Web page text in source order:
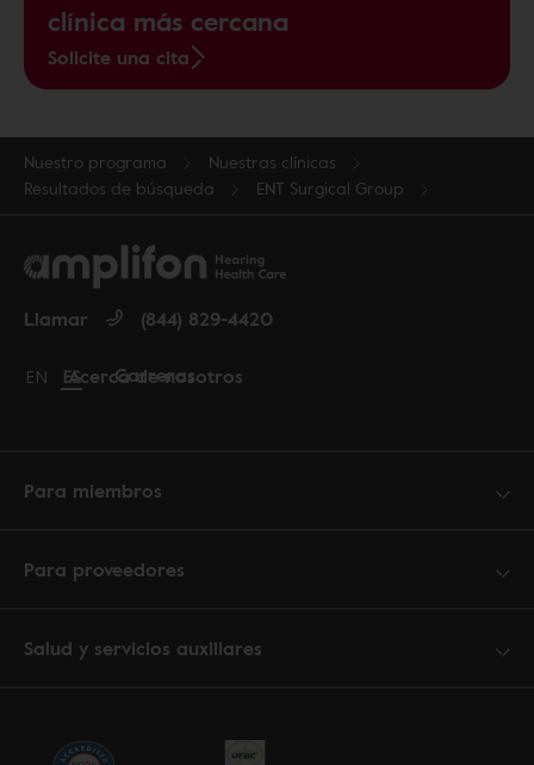
clínica más cercana
Solicite una cita
Nuestro programa
Nuestras clínicas
Resultados de búsqueda
ENT Surgical Group
Acerca de nosotros
Carreras
Llamar (844) 829-4420
Change language to English
EN Cambiar idioma a español
ES
Para miembros
Para proveedores
Salud y servicios auxiliares